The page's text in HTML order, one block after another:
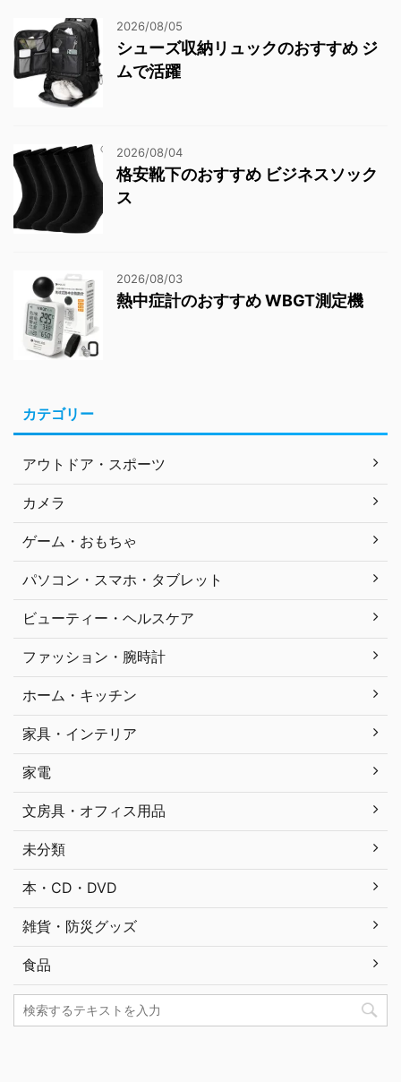
2026/08/05
シューズ収納リュックのおすすめ ジ
ムで活躍
2026/08/04
格安靴下のおすすめ ビジネスソック
ス
2026/08/03
熱中症計のおすすめ WBGT測定機
カテゴリー
アウトドア・スポーツ
カメラ
ゲーム・おもちゃ
パソコン・スマホ・タブレット
ビューティー・ヘルスケア
ファッション・腕時計
ホーム・キッチン
家具・インテリア
家電
文房具・オフィス用品
未分類
本・CD・DVD
雑貨・防災グッズ
食品